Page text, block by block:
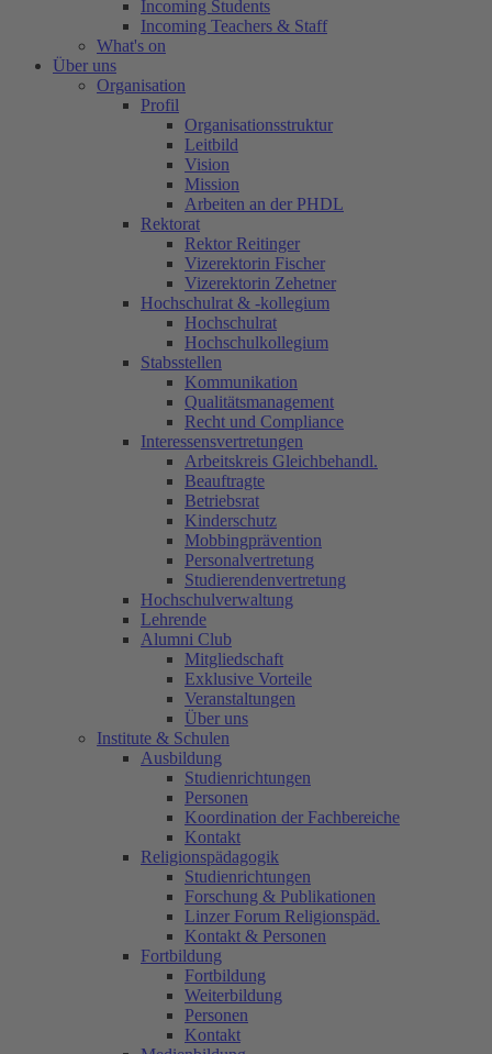
Incoming Students
Incoming Teachers & Staff
What's on
Über uns
Organisation
Profil
Organisationsstruktur
Leitbild
Vision
Mission
Arbeiten an der PHDL
Rektorat
Rektor Reitinger
Vizerektorin Fischer
Vizerektorin Zehetner
Hochschulrat & -kollegium
Hochschulrat
Hochschulkollegium
Stabsstellen
Kommunikation
Qualitätsmanagement
Recht und Compliance
Interessensvertretungen
Arbeitskreis Gleichbehandl.
Beauftragte
Betriebsrat
Kinderschutz
Mobbingprävention
Personalvertretung
Studierendenvertretung
Hochschulverwaltung
Lehrende
Alumni Club
Mitgliedschaft
Exklusive Vorteile
Veranstaltungen
Über uns
Institute & Schulen
Ausbildung
Studienrichtungen
Personen
Koordination der Fachbereiche
Kontakt
Religionspädagogik
Studienrichtungen
Forschung & Publikationen
Linzer Forum Religionspäd.
Kontakt & Personen
Fortbildung
Fortbildung
Weiterbildung
Personen
Kontakt